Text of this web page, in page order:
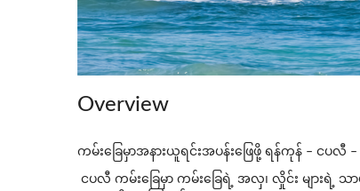
Overview
ကမ်းခြေမှာအနားယူရင်းအပန်းဖြေဖို့ ရန်ကုန် – ငပလီ –
ငပလီ ကမ်းခြေမှာ ကမ်းခြေရဲ့ အလှ၊ လှိုင်း များရဲ့